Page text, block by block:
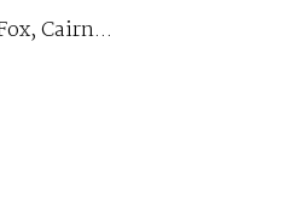
Cairn...